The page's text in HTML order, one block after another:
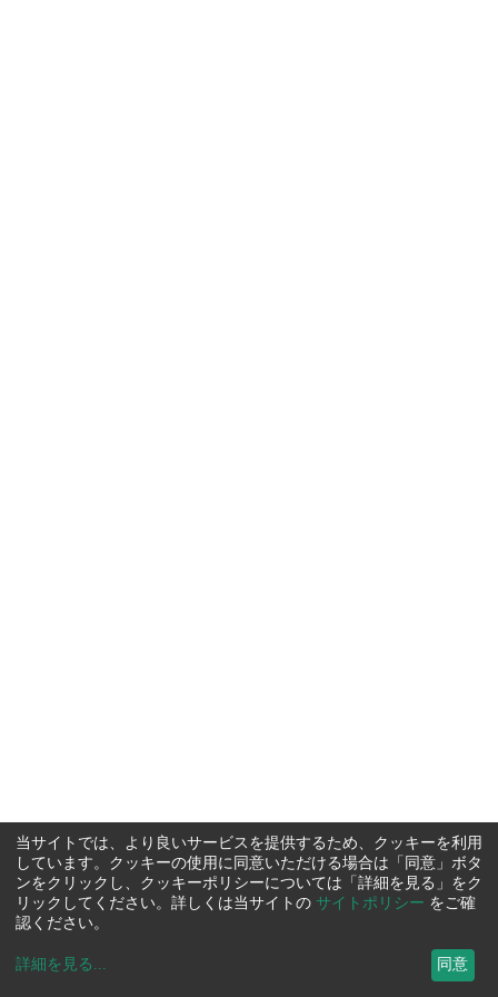
当サイトでは、より良いサービスを提供するため、クッキーを利用
しています。クッキーの使用に同意いただける場合は「同意」ボタ
ンをクリックし、クッキーポリシーについては「詳細を見る」をク
リックしてください。詳しくは当サイトの サイトポリシー をご確
認ください。
詳細を見る ... 同意